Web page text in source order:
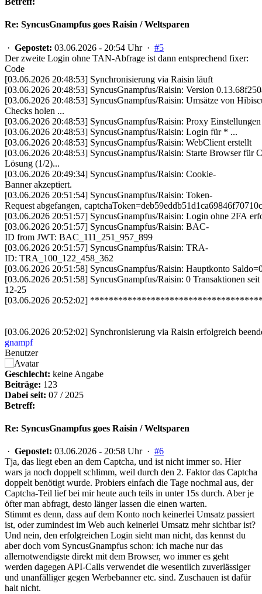
Re: SyncusGnampfus goes Raisin / Weltsparen
· Gepostet: 03.06.2026 - 20:54 Uhr · #5
Der zweite Login ohne TAN-Abfrage ist dann entsprechend fixer:
Code
[03.06.2026 20:48:53] Synchronisierung via Raisin läuft
[03.06.2026 20:48:53] SyncusGnampfus/Raisin: Version
[03.06.2026 20:48:53] SyncusGnampfus/Raisin: Umsätze von
Checks holen ...
[03.06.2026 20:48:53] SyncusGnampfus/Raisin: Proxy Einstellungen
[03.06.2026 20:48:53] SyncusGnampfus/Raisin: Login für * ...
[03.06.2026 20:48:53] SyncusGnampfus/Raisin: WebClient erstellt
[03.06.2026 20:48:53] SyncusGnampfus/Raisin: Starte Browser für
Lösung (1/2)...
[03.06.2026 20:49:34] SyncusGnampfus/Raisin: Cookie-
Banner akzeptiert.
[03.06.2026 20:51:54] SyncusGnampfus/Raisin: Token-
Request abgefangen,
[03.06.2026 20:51:57] SyncusGnampfus/Raisin: Login ohne 2FA
[03.06.2026 20:51:57] SyncusGnampfus/Raisin: BAC-
ID from JWT: BAC_111_251_957_899
[03.06.2026 20:51:57] SyncusGnampfus/Raisin: TRA-
ID: TRA_100_122_458_362
[03.06.2026 20:51:58] SyncusGnampfus/Raisin: Hauptkonto
[03.06.2026 20:51:58] SyncusGnampfus/Raisin: 0 Transaktionen seit
12-25
[03.06.2026 20:52:02]
[03.06.2026 20:52:02] Synchronisierung via Raisin erfolgreich
gnampf
Benutzer
Geschlecht: keine Angabe
Beiträge: 123
Dabei seit: 07 / 2025
Betreff:
Re: SyncusGnampfus goes Raisin / Weltsparen
· Gepostet: 03.06.2026 - 20:58 Uhr · #6
Tja, das liegt eben an dem Captcha, und ist nicht immer so. Hier
wars ja noch doppelt schlimm, weil durch den 2. Faktor das Captcha
doppelt benötigt wurde. Probiers einfach die Tage nochmal aus, der
Captcha-Teil lief bei mir heute auch teils in unter 15s durch. Aber je
öfter man abfragt, desto länger lassen die einen warten.
Stimmt es denn, dass auf dem Konto noch keinerlei Umsatz passiert
ist, oder zumindest im Web auch keinerlei Umsatz mehr sichtbar ist?
Und nein, den erfolgreichen Login sieht man nicht, das kennst du
aber doch vom SyncusGnampfus schon: ich mache nur das
allernotwendigste direkt mit dem Browser, wo immer es geht
werden dagegen API-Calls verwendet die wesentlich zuverlässiger
und unanfälliger gegen Werbebanner etc. sind. Zuschauen ist dafür
halt nicht.